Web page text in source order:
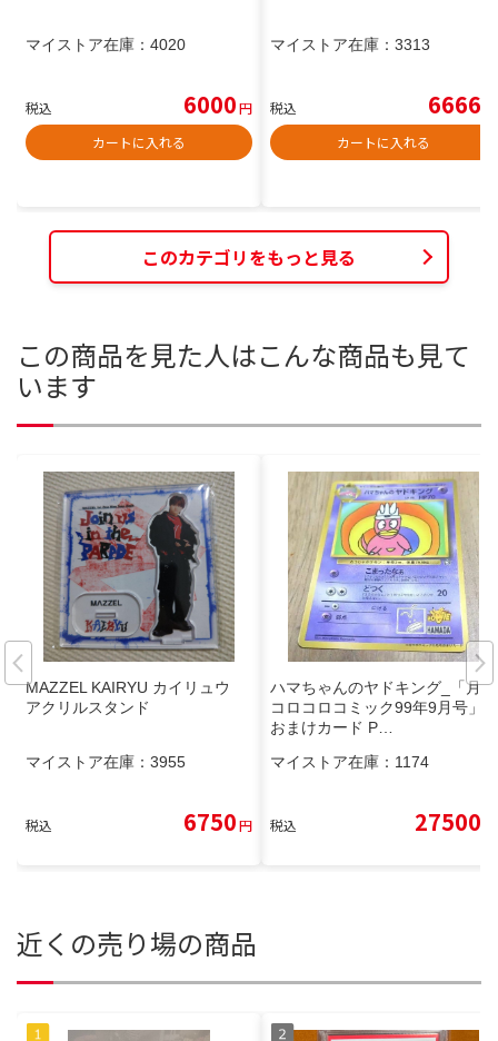
マイストア在庫： 4020
税込 6000円
カートに入れる
マイストア在庫： 3313
税込 6666
カートに入れる
このカテゴリをもっと見る
この商品を見た人はこんな商品も見て
います
MAZZEL KAIRYU カイリュウ
アクリルスタンド
マイストア在庫： 3955
税込 6750円
ハマちゃんのヤドキング_「月刊
コロコロコミック99年9月号」
おまけカード P…
マイストア在庫： 1174
税込 27500
近くの売り場の商品